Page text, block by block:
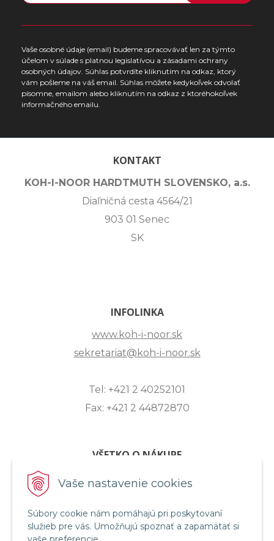
Vaše nastavenie cookies
Súbory cookie nám pomáhajú pri poskytovaní
služieb pre vás. Umožňujú spoznať a zapamätať si
Vaše osobné údaje (email) budeme spracovávať len za týmto
účelom v súlade s platnou legislatívou a zásadami ochrany
osobných údajov. Súhlas potvrdíte kliknutím na odkaz, ktorý
vám pošleme na váš email. Súhlas môžete kedykoľvek odvolať
písomne, emailom alebo kliknutím na odkaz z ktoréhokoľvek
informačného emailu.
KONTAKT
KOH-I-NOOR HARDTMUTH SLOVENSKO, a.s.
Diaľničná cesta 4564/21
903 01 Senec
SK
INFOLINKA
www.koh-i-noor.sk
sekretariat@koh-i-noor.sk
Tel: +421 2 40252101
Fax: +421 2 44872870
VŠETKO O NÁKUPE
ZASLANIE OTÁZKY
OBCHODNÉ PODMIENKY
REKLAMAČNÝ PORIADOK